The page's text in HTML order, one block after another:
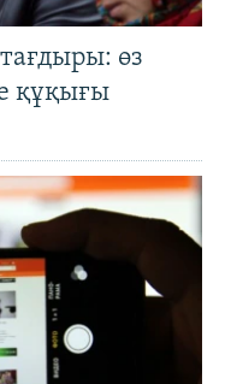
өз
құқығы